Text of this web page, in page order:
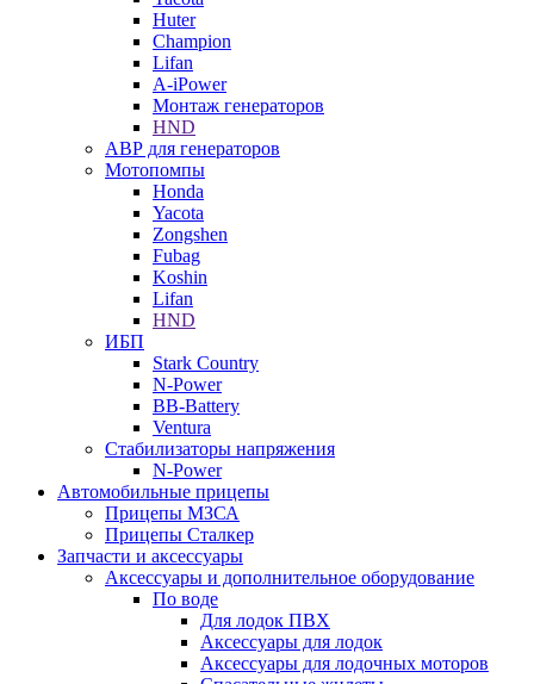
Huter
Champion
Lifan
A-iPower
Монтаж генераторов
HND
АВР для генераторов
Мотопомпы
Honda
Yacota
Zongshen
Fubag
Koshin
Lifan
HND
ИБП
Stark Country
N-Power
BB-Battery
Ventura
Стабилизаторы напряжения
N-Power
Автомобильные прицепы
Прицепы МЗСА
Прицепы Сталкер
Запчасти и аксессуары
Аксессуары и дополнительное оборудование
По воде
Для лодок ПВХ
Аксессуары для лодок
Аксессуары для лодочных моторов